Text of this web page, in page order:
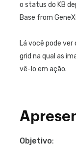
o status do KB
Base from
Lá você pode
grid na qual as
vê-lo em ação.
Objetivo: